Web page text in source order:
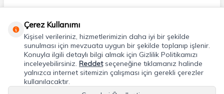
Uygulamalarımız
Adres & İletişim
Çerez Kullanımı
Kişisel verileriniz, hizmetlerimizin daha iyi bir şekilde
sunulması için mevzuata uygun bir şekilde toplanıp işlenir.
Konuyla ilgili detaylı bilgi almak için Gizlilik Politikamızı
inceleyebilirsiniz. Reddetseçeneğine tıklamanız halinde
yalnızca internet sitemizin çalışması için gerekli çerezler
kullanılacaktır.